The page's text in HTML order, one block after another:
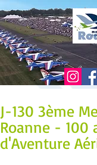
J-130 3ème
Roanne - 100
d'Aventure